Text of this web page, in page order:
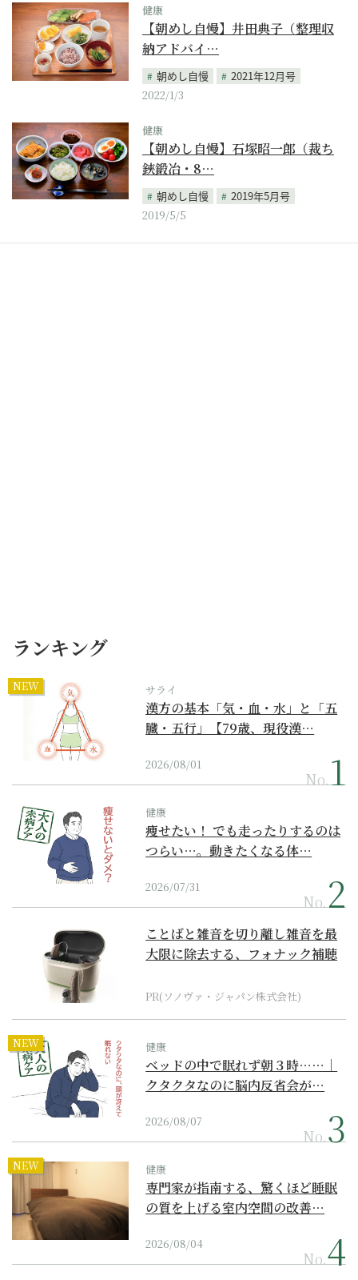
健康
【朝めし自慢】井田典子（整理収
納アドバイ…
朝めし自慢
2021年12月号
2022/1/3
健康
【朝めし自慢】石塚昭一郎（裁ち
鋏鍛冶・8…
朝めし自慢
2019年5月号
2019/5/5
ランキング
NEW サライ
漢方の基本「気・血・水」と「五
臓・五行」【79歳、現役漢…
2026/08/01
No.
健康
痩せたい！ でも走ったりするのは
つらい…。動きたくなる体…
2026/07/31
No.
ことばと雑音を切り離し雑音を最
大限に除去する、フォナック補聴
PR(ソノヴァ・ジャパン株式会社)
NEW 健康
ベッドの中で眠れず朝３時……｜
クタクタなのに脳内反省会が…
2026/08/07
No.
NEW 健康
専門家が指南する、驚くほど睡眠
の質を上げる室内空間の改善…
2026/08/04
No.